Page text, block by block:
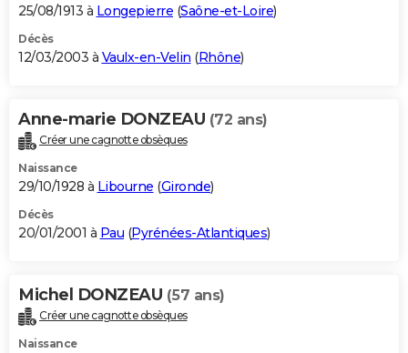
25/08/1913 à Longepierre (Saône-et-Loire)
Décès
12/03/2003 à Vaulx-en-Velin (Rhône)
Anne-marie DONZEAU (72 ans)
Créer une cagnotte obsèques
Naissance
29/10/1928 à Libourne (Gironde)
Décès
20/01/2001 à Pau (Pyrénées-Atlantiques)
Michel DONZEAU (57 ans)
Créer une cagnotte obsèques
Naissance